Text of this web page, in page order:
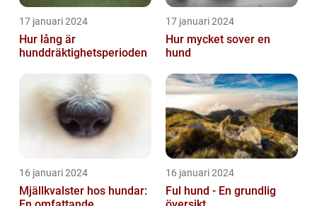
17 januari 2024
Hur lång är
hunddräktighetsperioden
17 januari 2024
Hur mycket sover en
hund
16 januari 2024
Mjällkvalster hos hundar:
16 januari 2024
Ful hund - En grundlig